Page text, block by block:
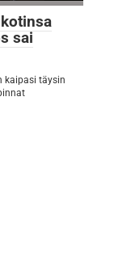
sai
kaipasi täysin